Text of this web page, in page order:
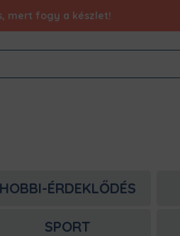
mert fogy a készlet!
HOBBI-ÉRDEKLŐDÉS
SPORT